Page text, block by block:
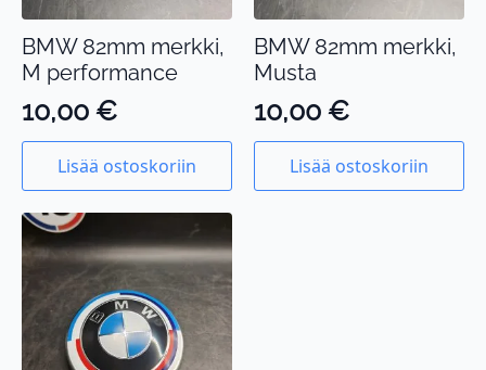
BMW 82mm merkki,
M performance
10,00 €
Lisää ostoskoriin
BMW 82mm merkki,
Musta
10,00 €
Lisää ostoskoriin